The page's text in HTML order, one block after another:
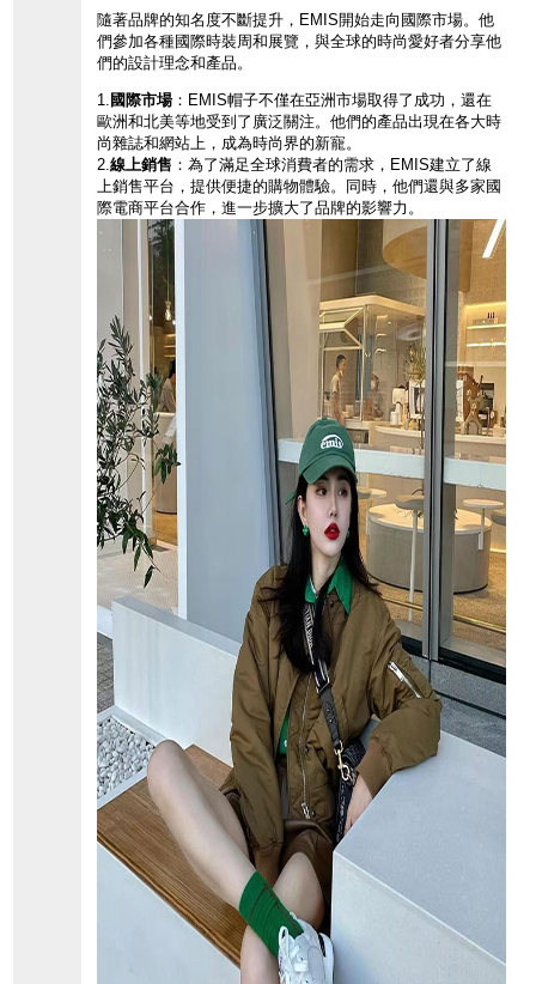
隨著品牌的知名度不斷提升， EMIS開始走向國際市場。他
們參加各種國際時裝周和展覽，與全球的時尚愛好者分享他
們的設計理念和產品。
1. 國際市場： EMIS帽子不僅在亞洲市場取得了 成功，還在
歐洲和北美等地受到了廣泛關注。他們的產品出現在各大時
尚雜誌和網站上， 成為時尚界的新寵。
2.線上銷售 ：為了滿足全球消費者的需求， EMIS建立了線
上銷售平台，提供便捷的購物體驗。 同時，他們還與多家國
際電商平台合作，進一步擴大了品牌的影響力。